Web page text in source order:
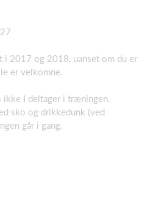
i 2017 og 2018, uanset om du er
er velkomne.
ikke I deltager i træningen.
sko og drikkedunk (ved
går i gang.